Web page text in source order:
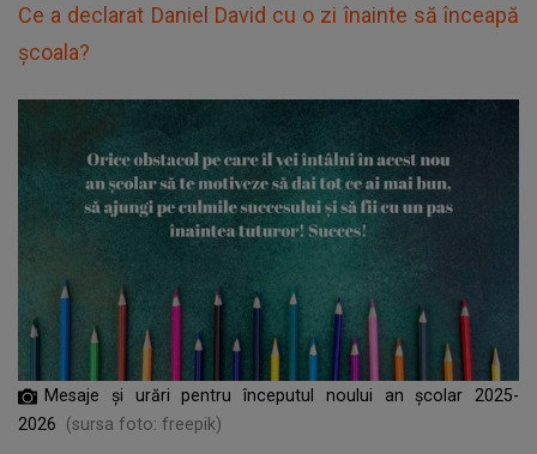
Ce a declarat Daniel David cu o zi înainte să înceapă
școala?
Mesaje și urări pentru începutul noului an școlar 2025-
2026
(sursa foto: freepik)